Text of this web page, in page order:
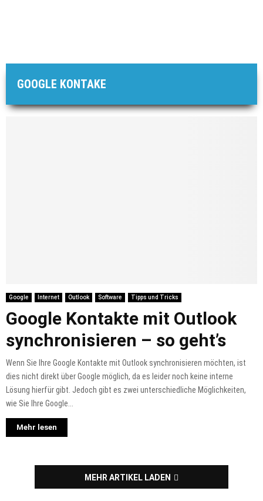
GOOGLE KONTAKE
Google Internet Outlook Software Tipps und Tricks
Google Kontakte mit Outlook
synchronisieren – so geht’s
Wenn Sie Ihre Google Kontakte mit Outlook synchronisieren möchten, ist
dies nicht direkt über Google möglich, da es leider noch keine interne
Lösung hierfür gibt. Jedoch gibt es zwei unterschiedliche Möglichkeiten,
wie Sie Ihre Google...
Mehr lesen
MEHR ARTIKEL LADEN